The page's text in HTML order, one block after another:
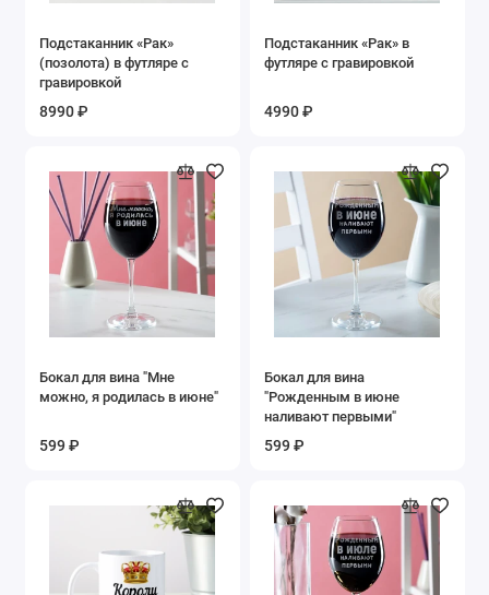
Подстаканник «Рак»
(позолота) в футляре с
гравировкой
8990 ₽
Подстаканник «Рак» в
футляре с гравировкой
4990 ₽
Бокал для вина "Мне
можно, я родилась в июне"
599 ₽
Бокал для вина
"Рожденным в июне
наливают первыми"
599 ₽